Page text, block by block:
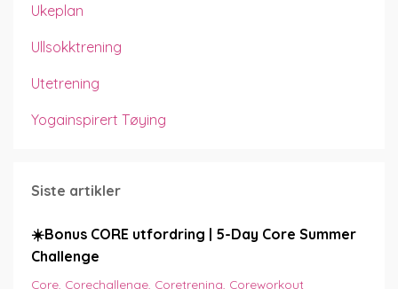
Ukeplan
Ullsokktrening
Utetrening
Yogainspirert Tøying
Siste artikler
☀️Bonus CORE utfordring | 5-Day Core Summer
Challenge
Core Corechallenge Coretrening Coreworkout